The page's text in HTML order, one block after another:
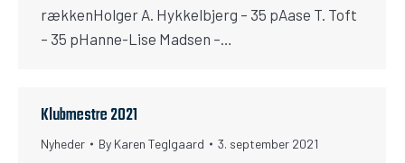
rækkenHolger A. Hykkelbjerg – 35 pAase T. Toft
– 35 pHanne-Lise Madsen –…
Klubmestre 2021
Nyheder By Karen Teglgaard 3. september 2021